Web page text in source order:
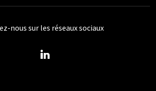
nous sur les réseaux sociaux